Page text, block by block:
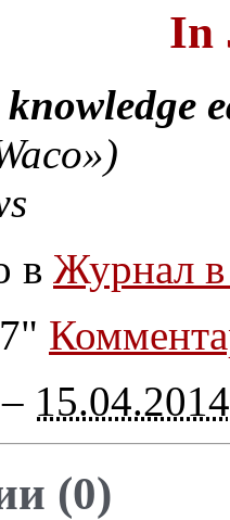
In
в Журнал в
– 15.04.2014
(0)